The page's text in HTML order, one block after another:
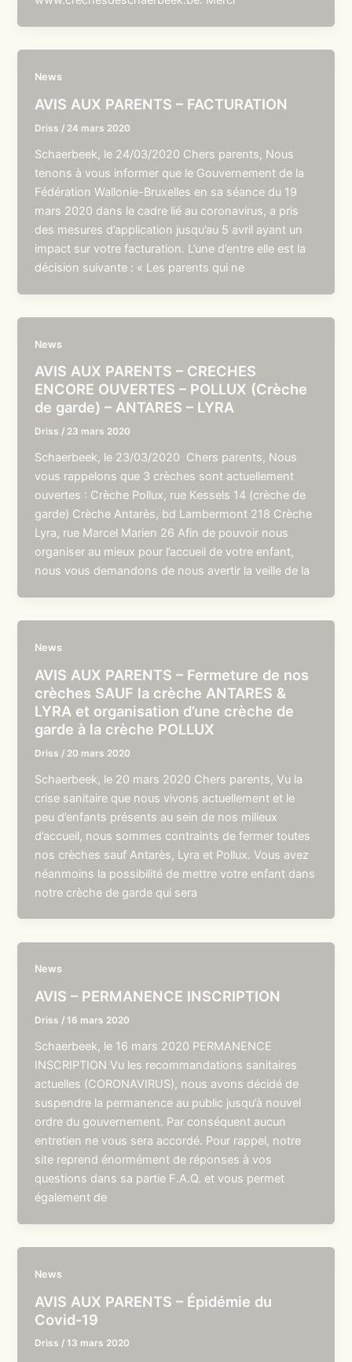
News
AVIS AUX PARENTS – FACTURATION
Driss / 24 mars 2020
Schaerbeek, le 24/03/2020 Chers parents, Nous
tenons à vous informer que le Gouvernement de la
Fédération Wallonie-Bruxelles en sa séance du 19
mars 2020 dans le cadre lié au coronavirus, a pris
des mesures d’application jusqu’au 5 avril ayant un
impact sur votre facturation. L’une d’entre elle est la
décision suivante : « Les parents qui ne
News
AVIS AUX PARENTS – CRECHES
ENCORE OUVERTES – POLLUX (Crèche
de garde) – ANTARES – LYRA
Driss / 23 mars 2020
Schaerbeek, le 23/03/2020 Chers parents, Nous
vous rappelons que 3 crèches sont actuellement
ouvertes : Crèche Pollux, rue Kessels 14 (crèche de
garde) Crèche Antarès, bd Lambermont 218 Crèche
Lyra, rue Marcel Marien 26 Afin de pouvoir nous
organiser au mieux pour l’accueil de votre enfant,
nous vous demandons de nous avertir la veille de la
News
AVIS AUX PARENTS – Fermeture de nos
crèches SAUF la crèche ANTARES &
LYRA et organisation d’une crèche de
garde à la crèche POLLUX
Driss / 20 mars 2020
Schaerbeek, le 20 mars 2020 Chers parents, Vu la
crise sanitaire que nous vivons actuellement et le
peu d’enfants présents au sein de nos milieux
d’accueil, nous sommes contraints de fermer toutes
nos crèches sauf Antarès, Lyra et Pollux. Vous avez
néanmoins la possibilité de mettre votre enfant dans
notre crèche de garde qui sera
News
AVIS – PERMANENCE INSCRIPTION
Driss /16 mars 2020
Schaerbeek, le 16 mars 2020 PERMANENCE
INSCRIPTION Vu les recommandations sanitaires
actuelles (CORONAVIRUS), nous avons décidé de
suspendre la permanence au public jusqu’à nouvel
ordre du gouvernement. Par conséquent aucun
entretien ne vous sera accordé. Pour rappel, notre
site reprend énormément de réponses à vos
questions dans sa partie F.A.Q. et vous permet
également de
News
AVIS AUX PARENTS – Épidémie du
Covid-19
Driss /13 mars 2020